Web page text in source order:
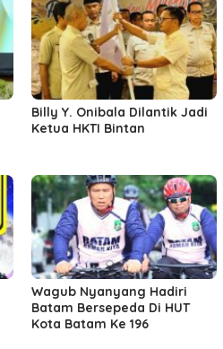
Billy Y. Onibala Dilantik Jadi
Ketua HKTI Bintan
Wagub Nyanyang Hadiri
Batam Bersepeda Di HUT
Kota Batam Ke 196